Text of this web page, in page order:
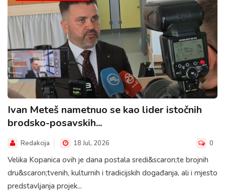
Ivan Meteš nametnuo se kao lider istočnih
brodsko-posavskih...
Redakcija 18 Jul, 2026 0
Velika Kopanica ovih je dana postala sredi&scaron;te brojnih
dru&scaron;tvenih, kulturnih i tradicijskih događanja, ali i mjesto
predstavljanja projek...